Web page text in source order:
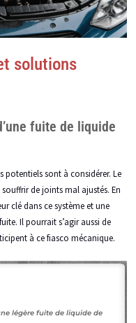
solutions
fuite de liquide
potentiels sont à considérer. Le
de joints mal ajustés. En
clé dans ce système et une
Il pourrait s’agir aussi de
à ce fiasco mécanique.
légère fuite de liquide de